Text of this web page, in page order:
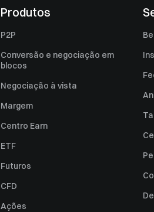
Produtos
P2P
Conversão e negociação em
blocos
Negociação à vista
Margem
Centro Earn
ETF
Futuros
CFD
Ações